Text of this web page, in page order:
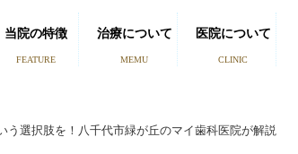
当院の特徴
FEATURE
治療について
MEMU
医院について
CLINIC
選択肢を！八千代市緑が丘のマイ歯科医院が解説